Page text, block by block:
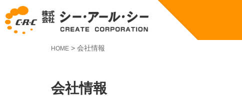
HOME > 会社情報
会社情報